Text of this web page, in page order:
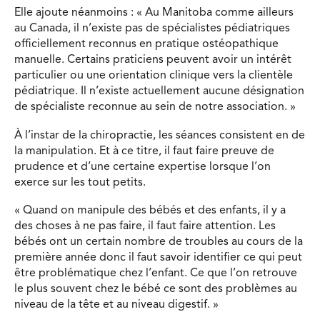
Elle ajoute néanmoins : « Au Manitoba comme ailleurs
au Canada, il n’existe pas de spécialistes pédiatriques
officiellement reconnus en pratique ostéopathique
manuelle. Certains praticiens peuvent avoir un intérêt
particulier ou une orientation clinique vers la clientèle
pédiatrique. Il n’existe actuellement aucune désignation
de spécialiste reconnue au sein de notre association. »
À l’instar de la chiropractie, les séances consistent en de
la manipulation. Et à ce titre, il faut faire preuve de
prudence et d’une certaine expertise lorsque l’on
exerce sur les tout petits.
« Quand on manipule des bébés et des enfants, il y a
des choses à ne pas faire, il faut faire attention. Les
bébés ont un certain nombre de troubles au cours de la
première année donc il faut savoir identifier ce qui peut
être problématique chez l’enfant. Ce que l’on retrouve
le plus souvent chez le bébé ce sont des problèmes au
niveau de la tête et au niveau digestif. »